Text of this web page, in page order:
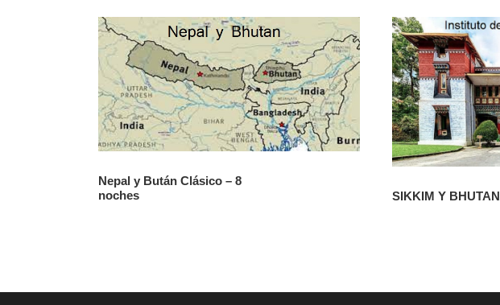
Nepal y Bután Clásico – 8
noches
SIKKIM Y BHUTAN